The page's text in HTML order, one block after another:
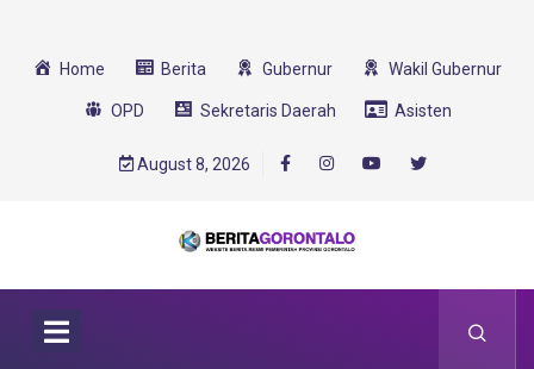
Home Berita Gubernur Wakil Gubernur
OPD Sekretaris Daerah Asisten
August 8, 2026